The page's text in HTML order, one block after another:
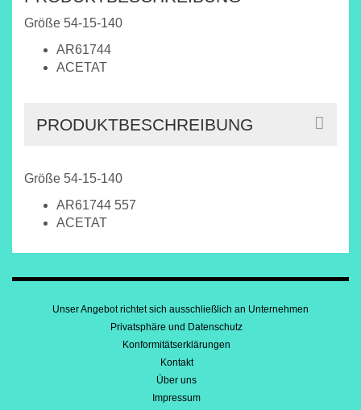
Größe 54-15-140
AR61744
ACETAT
PRODUKTBESCHREIBUNG
Größe 54-15-140
AR61744 557
ACETAT
Unser Angebot richtet sich ausschließlich an Unternehmen
Privatsphäre und Datenschutz
Konformitätserklärungen
Kontakt
Über uns
Impressum